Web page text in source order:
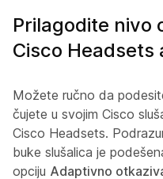
Prilagodite nivo
Cisco Headsets
Možete ručno da
čujete u svojim Cisco
Cisco Headsets.
buke slušalica je
opciju Adaptivno